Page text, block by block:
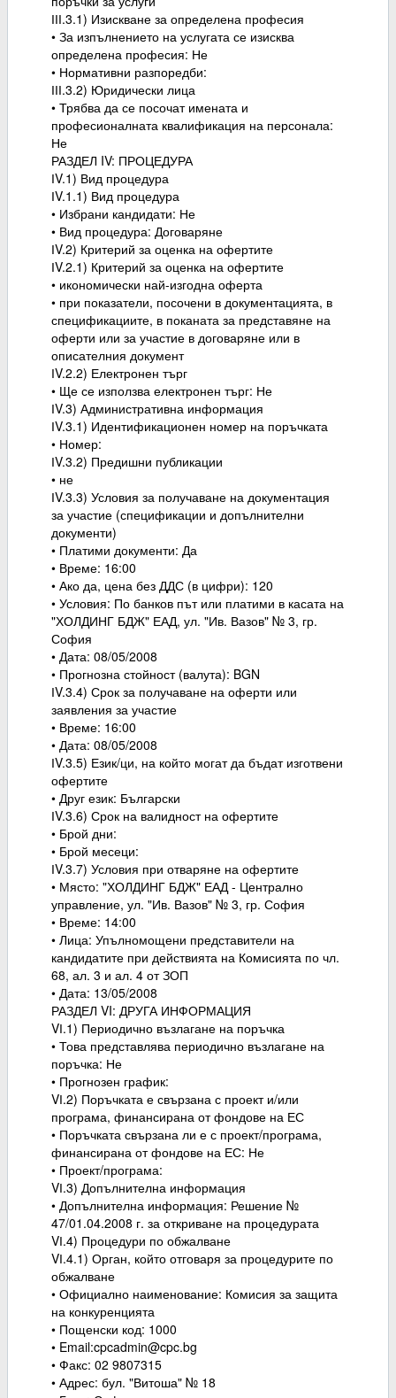
ІІІ.3.1) Изискване за определена професия
• За изпълнението на услугата се изисква
определена професия: Не
• Нормативни разпоредби:
ІІІ.3.2) Юридически лица
• Трябва да се посочат имената и
професионалната квалификация на персонала:
Не
РАЗДЕЛ IV: ПРОЦЕДУРА
ІV.1) Вид процедура
ІV.1.1) Вид процедура
• Избрани кандидати: Не
• Вид процедура: Договаряне
ІV.2) Критерий за оценка на офертите
ІV.2.1) Критерий за оценка на офертите
• икономически най-изгодна оферта
• при показатели, посочени в документацията, в
спецификациите, в поканата за представяне на
оферти или за участие в договаряне или в
описателния документ
ІV.2.2) Електронен търг
• Ще се използва електронен търг: Не
ІV.3) Административна информация
ІV.3.1) Идентификационен номер на поръчката
• Номер:
ІV.3.2) Предишни публикации
• не
ІV.3.3) Условия за получаване на документация
за участие (спецификации и допълнителни
документи)
• Платими документи: Да
• Време: 16:00
• Ако да, цена без ДДС (в цифри): 120
• Условия: По банков път или платими в касата на
"ХОЛДИНГ БДЖ" ЕАД, ул. "Ив. Вазов" № 3, гр.
София
• Дата: 08/05/2008
• Прогнозна стойност (валута): BGN
ІV.3.4) Срок за получаване на оферти или
заявления за участие
• Време: 16:00
• Дата: 08/05/2008
ІV.3.5) Език/ци, на който могат да бъдат изготвени
офертите
• Друг език: Български
ІV.3.6) Срок на валидност на офертите
• Брой дни:
• Брой месеци:
ІV.3.7) Условия при отваряне на офертите
• Място: "ХОЛДИНГ БДЖ" ЕАД - Централно
управление, ул. "Ив. Вазов" № 3, гр. София
• Време: 14:00
• Лица: Упълномощени представители на
кандидатите при действията на Комисията по чл.
68, ал. 3 и ал. 4 от ЗОП
• Дата: 13/05/2008
РАЗДЕЛ VI: ДРУГА ИНФОРМАЦИЯ
VІ.1) Периодично възлагане на поръчка
• Това представлява периодично възлагане на
поръчка: Не
• Прогнозен график:
VІ.2) Поръчката е свързана с проект и/или
програма, финансирана от фондове на ЕС
• Поръчката свързана ли е с проект/програма,
финансирана от фондове на ЕС: Не
• Проект/програма:
VІ.3) Допълнителна информация
• Допълнителна информация: Решение №
47/01.04.2008 г. за откриване на процедурата
VІ.4) Процедури по обжалване
VІ.4.1) Орган, който отговаря за процедурите по
обжалване
• Официално наименование: Комисия за защита
на конкуренцията
• Пощенски код: 1000
• Email:cpcadmin@cpc.bg
• Факс: 02 9807315
• Адрес: бул. "Витоша" № 18